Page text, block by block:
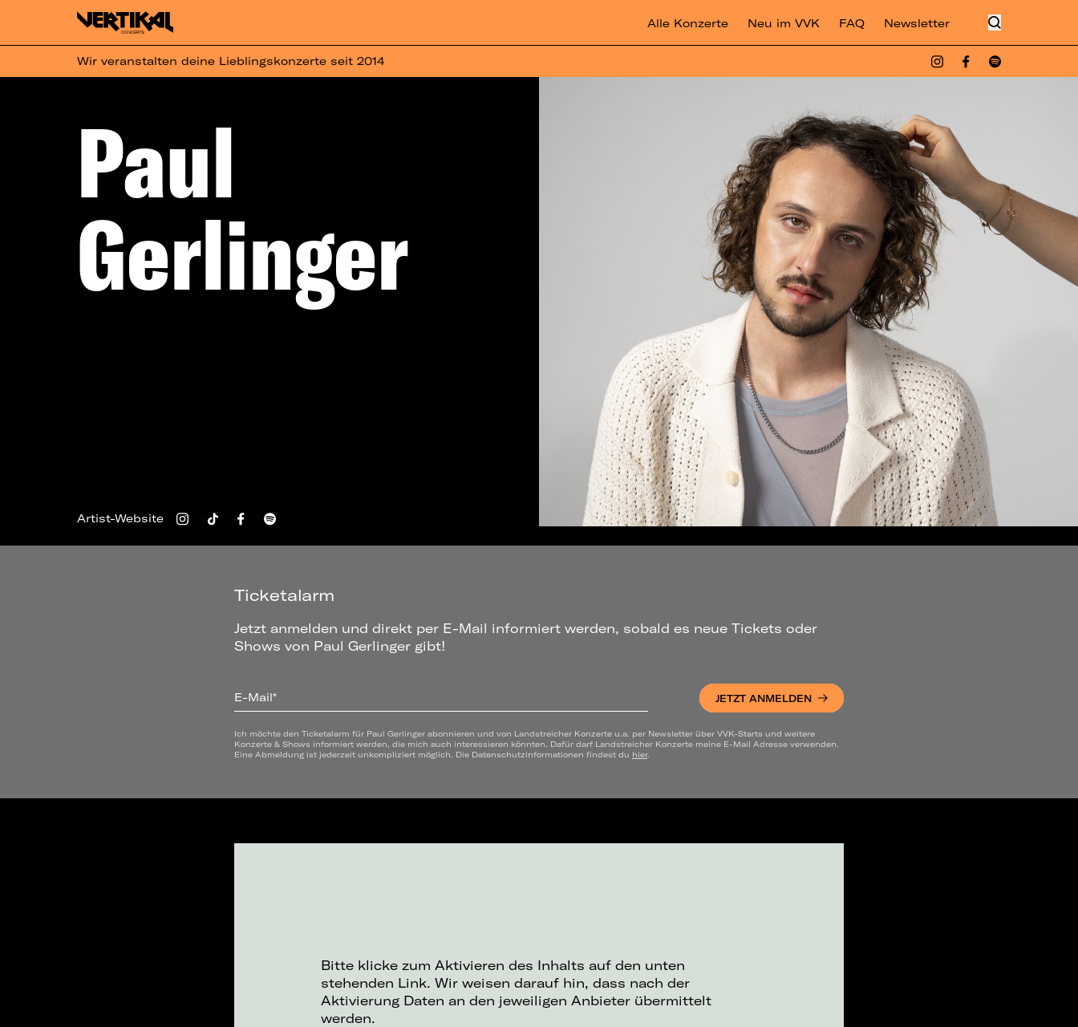
Alle Konzerte Neu im VVK FAQ Newsletter
Wir veranstalten deine Lieblingskonzerte seit 2014
Paul
Gerlinger
Artist-Website
Ticketalarm
Jetzt anmelden und direkt per E-Mail informiert werden, sobald es neue Tickets oder
Shows von Paul Gerlinger gibt!
E-Mail* JETZT ANMELDEN
Ich möchte den Ticketalarm für Paul Gerlinger abonnieren und von Landstreicher Konzerte u.a. per Newsletter über VVK-Starts und weitere
Konzerte & Shows informiert werden, die mich auch interessieren könnten. Dafür darf Landstreicher Konzerte meine E-Mail Adresse verwenden.
Eine Abmeldung ist jederzeit unkompliziert möglich. Die Datenschutzinformationen findest du hier.
Bitte klicke zum Aktivieren des Inhalts auf den unten
stehenden Link. Wir weisen darauf hin, dass nach der
Aktivierung Daten an den jeweiligen Anbieter übermittelt
werden.